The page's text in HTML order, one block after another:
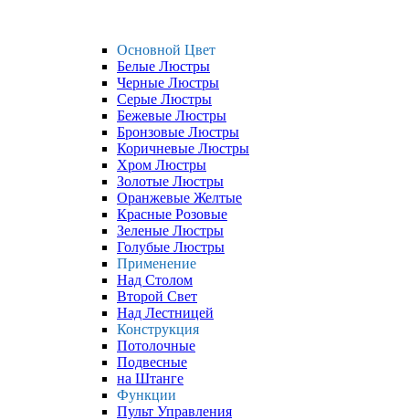
Основной Цвет
Белые Люстры
Черные Люстры
Серые Люстры
Бежевые Люстры
Бронзовые Люстры
Коричневые Люстры
Хром Люстры
Золотые Люстры
Оранжевые Желтые
Красные Розовые
Зеленые Люстры
Голубые Люстры
Применение
Над Столом
Второй Свет
Над Лестницей
Конструкция
Потолочные
Подвесные
на Штанге
Функции
Пульт Управления